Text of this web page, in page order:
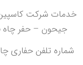
خدمات شرکت کاسپین
جیحون – حفر چاه
شماره تلفن حفاری چاه در